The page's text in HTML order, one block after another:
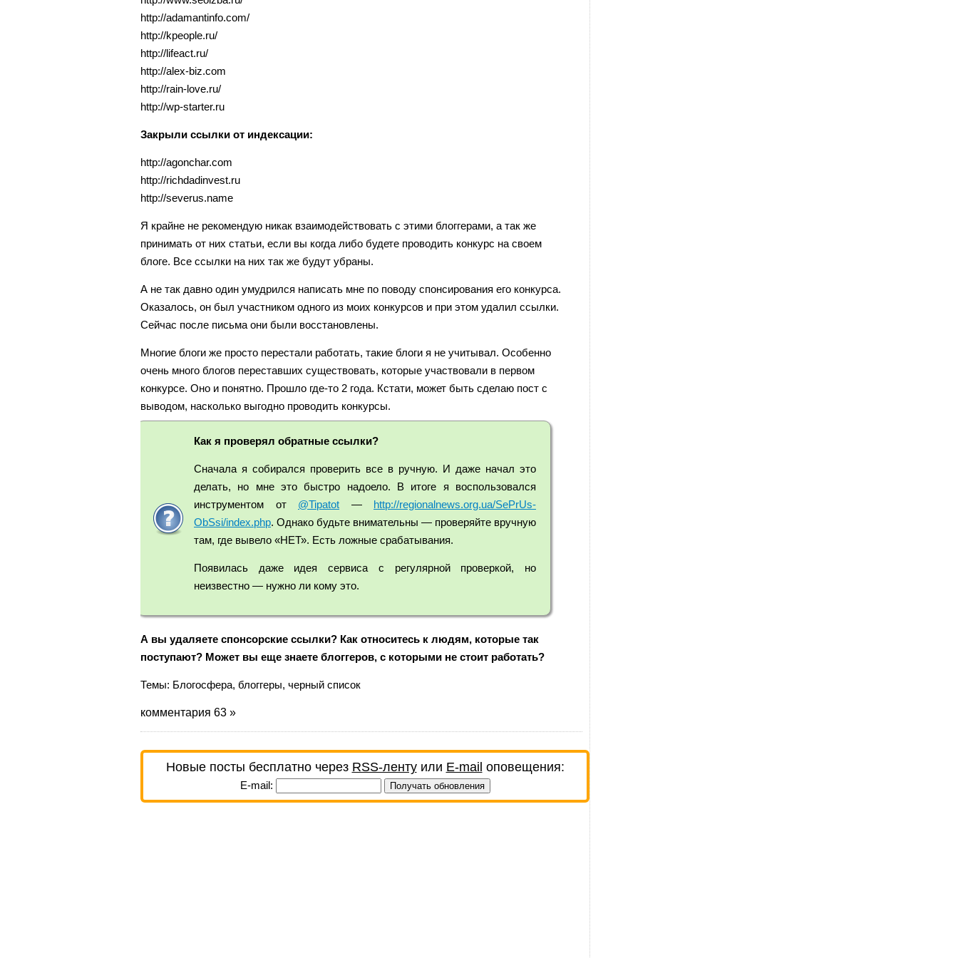
http://adamantinfo.com/
http://kpeople.ru/
http://lifeact.ru/
http://alex-biz.com
http://rain-love.ru/
http://wp-starter.ru
Закрыли ссылки от индексации:
http://agonchar.com
http://richdadinvest.ru
http://severus.name
Я крайне не рекомендую никак взаимодействовать с этими блоггерами, а так же
принимать от них статьи, если вы когда либо будете проводить конкурс на своем
блоге. Все ссылки на них так же будут убраны.
А не так давно один умудрился написать мне по поводу спонсирования его конкурса.
Оказалось, он был участником одного из моих конкурсов и при этом удалил ссылки.
Сейчас после письма они были восстановлены.
Многие блоги же просто перестали работать, такие блоги я не учитывал. Особенно
очень много блогов переставших существовать, которые участвовали в первом
конкурсе. Оно и понятно. Прошло где-то 2 года. Кстати, может быть сделаю пост с
выводом, насколько выгодно проводить конкурсы.
Как я проверял обратные ссылки?
Сначала я собирался проверить все в ручную. И даже начал это
делать, но мне это быстро надоело. В итоге я воспользовался
инструментом от @Tipatot — http://regionalnews.org.ua/SePrUs-
ObSsi/index.php. Однако будьте внимательны — проверяйте вручную
там, где вывело «НЕТ». Есть ложные срабатывания.
Появилась даже идея сервиса с регулярной проверкой, но
неизвестно — нужно ли кому это.
А вы удаляете спонсорские ссылки? Как относитесь к людям, которые так
поступают? Может вы еще знаете блоггеров, с которыми не стоит работать?
Темы: Блогосфера, блоггеры, черный список
комментария 63 »
Новые посты бесплатно через RSS-лентуили E-mail оповещения:
E-mail: